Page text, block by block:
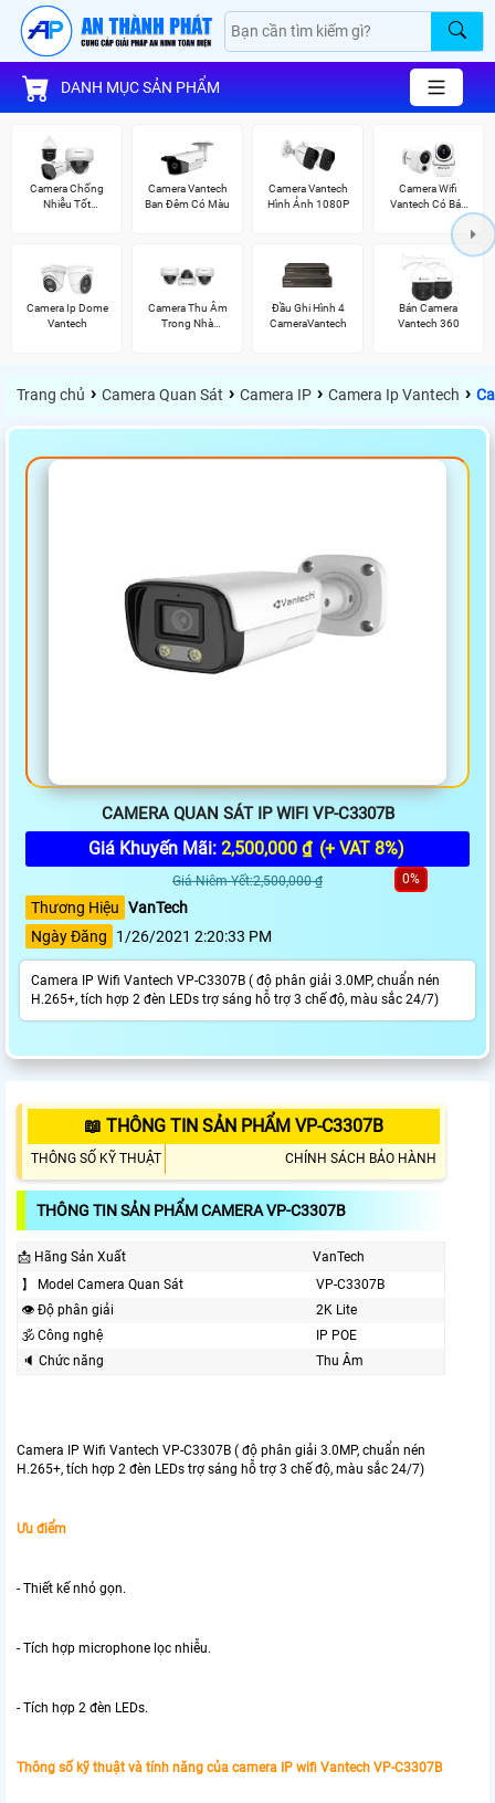
DANH MỤC SẢN PHẨM
Camera Chống
Nhiễu Tốt
Camera Vantech
Ban Đêm Có Màu
Camera Vantech
Hình Ảnh 1080P
Camera Wifi
Vantech Có Báo
Camera Ip Dome
Vantech
Camera Thu Âm
Trong Nhà
Đầu Ghi Hình 4
CameraVantech
Bán Camera
Vantech 360
Trang chủ › Camera Quan Sát › Camera IP › Camera Ip Vantech ›
CAMERA QUAN SÁT IP WIFI VP-C3307B
Giá Khuyến Mãi: 2,500,000 ₫ (+ VAT 8%)
Giá Niêm Yết:2,500,000 ₫ 0%
Thương Hiệu VanTech
Ngày Đăng
1/26/2021 2:20:33 PM
Camera IP Wifi Vantech VP-C3307B ( độ phân giải 3.0MP, chuẩn nén
H.265+, tích hợp 2 đèn LEDs trợ sáng hỗ trợ 3 chế độ, màu sắc 24/7)
📖 THÔNG TIN SẢN PHẨM VP-C3307B
THÔNG SỐ KỸ THUẬT CHÍNH SÁCH BẢO HÀNH
THÔNG TIN SẢN PHẨM CAMERA VP-C3307B
📩 Hãng Sản Xuất
VanTech
】 Model Camera Quan Sát
VP-C3307B
👁 Độ phân giải
2K Lite
🕉️ Công nghệ
IP POE
🔈 Chức năng
Thu Âm
Camera IP Wifi Vantech VP-C3307B ( độ phân giải 3.0MP, chuẩn nén
H.265+, tích hợp 2 đèn LEDs trợ sáng hỗ trợ 3 chế độ, màu sắc 24/7)
Ưu điểm
- Thiết kế nhỏ gọn.
- Tích hợp microphone lọc nhiễu.
- Tích hợp 2 đèn LEDs.
Thông số kỹ thuật và tính năng của camera IP wifi Vantech VP-C3307B